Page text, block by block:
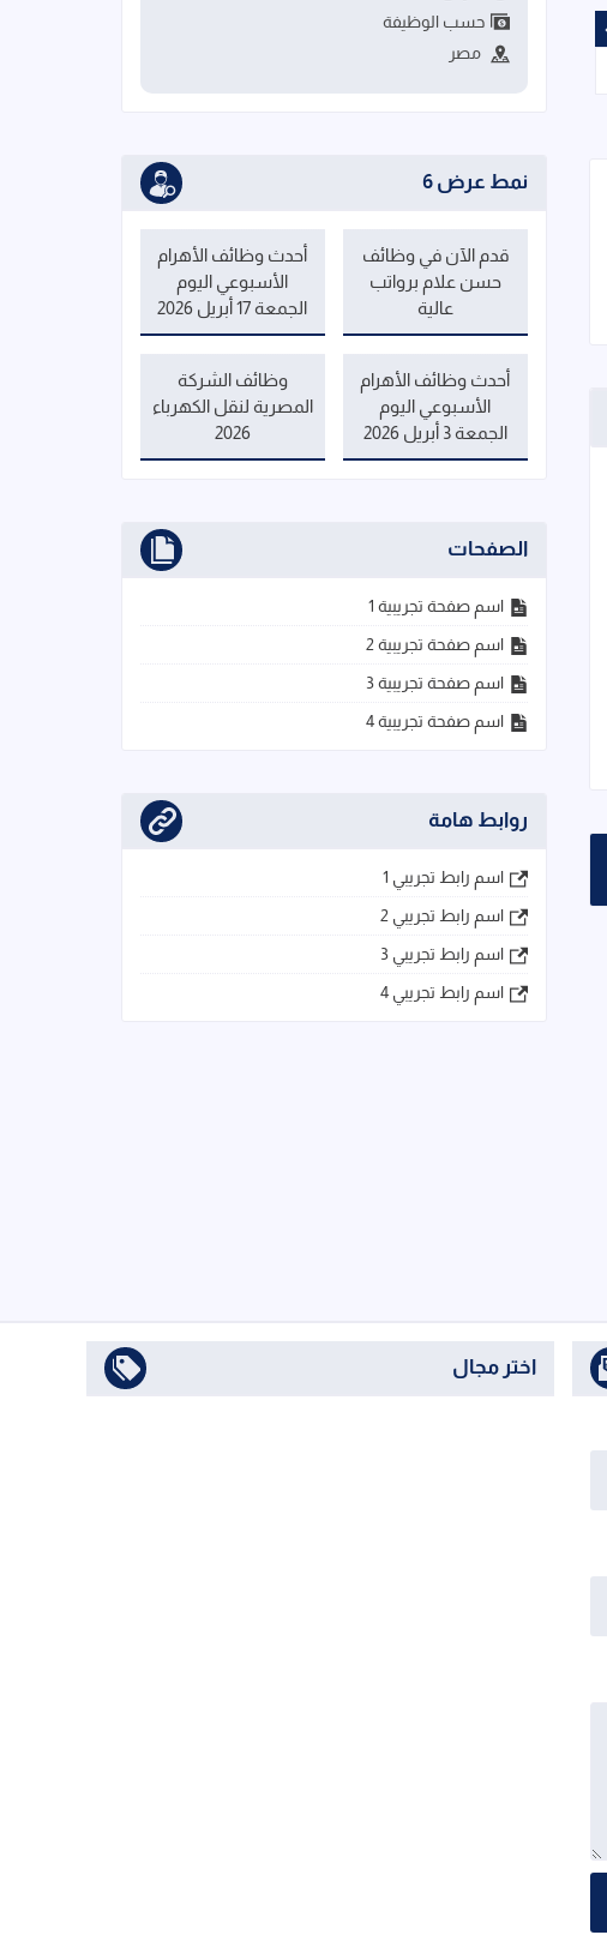
حسب الوظيفة
مصر
نمط عرض 6
قدم الآن في وظائف
حسن علام برواتب
عالية
أحدث وظائف الأهرام
الأسبوعي اليوم
الجمعة 17 أبريل 2026
أحدث وظائف الأهرام
الأسبوعي اليوم
الجمعة 3 أبريل 2026
وظائف الشركة
المصرية لنقل الكهرباء
2026
الصفحات
اسم صفحة تجريبية 1
اسم صفحة تجريبية 2
اسم صفحة تجريبية 3
اسم صفحة تجريبية 4
روابط هامة
اسم رابط تجريبي 1
اسم رابط تجريبي 2
اسم رابط تجريبي 3
اسم رابط تجريبي 4
اختر مجال